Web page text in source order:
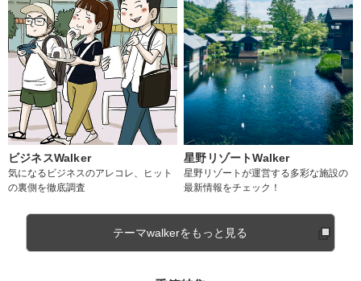
ビジネスWalker
気になるビジネスのアレコレ、ヒット
の裏側を徹底調査
星野リゾートWalker
星野リゾートが運営する多彩な施設の
最新情報をチェック！
テーマwalkerをもっと見る